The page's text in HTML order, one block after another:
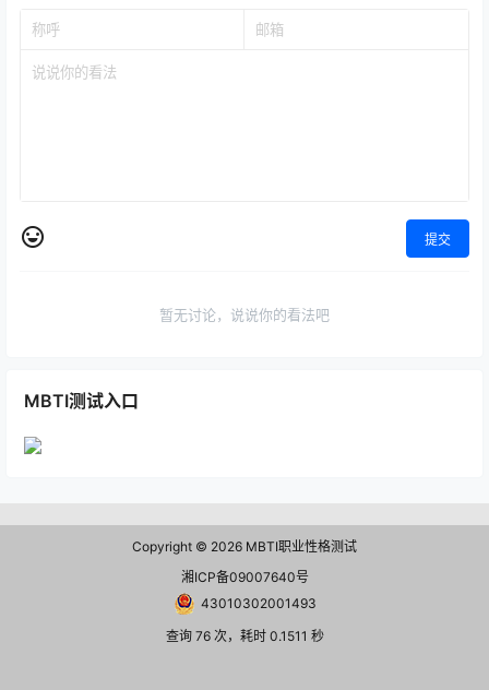
提交
暂无讨论，说说你的看法吧
MBTI测试入口
Copyright © 2026 MBTI职业性格测试
湘ICP备09007640号
43010302001493
查询 76 次，耗时 0.1511 秒